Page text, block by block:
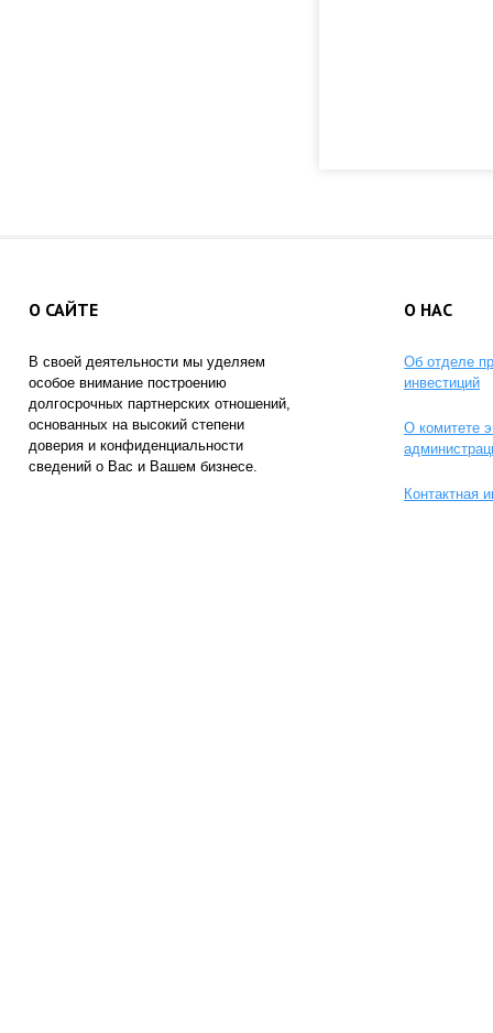
О САЙТЕ
В своей деятельности мы уделяем
особое внимание построению
долгосрочных партнерских отношений,
основанных на высокий степени
доверия и конфиденциальности
сведений о Вас и Вашем бизнесе.
О НАС
Об отделе
инвестиций
О комитете
Контактная